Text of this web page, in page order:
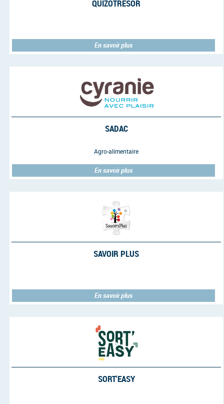
QUIZOTRESOR
En savoir plus
SADAC
Agro-alimentaire
En savoir plus
SAVOIR PLUS
En savoir plus
SORT'EASY